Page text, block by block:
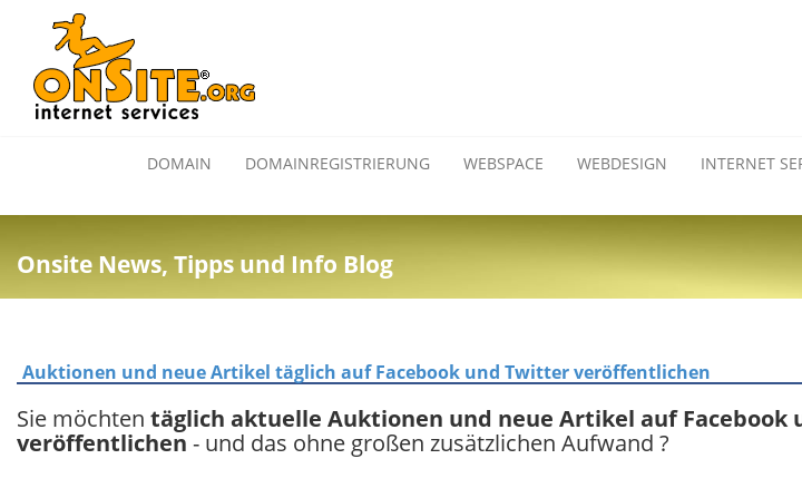
DOMAIN DOMAINREGISTRIERUNG WEBSPACE WEBDESIGN INTERNET
Onsite News, Tipps und Info Blog
Auktionen und neue Artikel täglich auf Facebook und Twitter veröffentlichen
Sie möchten täglich aktuelle Auktionen und neue Artikel auf Facebook
veröffentlichen - und das ohne großen zusätzlichen Aufwand ?